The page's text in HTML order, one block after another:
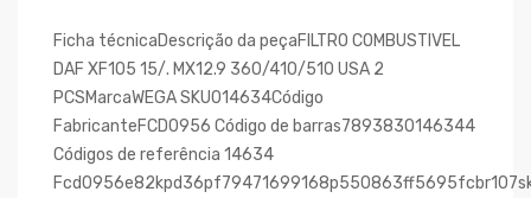
Ficha técnicaDescrição da peçaFILTRO COMBUSTIVEL
DAF XF105 15/. MX12.9 360/410/510 USA 2
PCSMarcaWEGA SKU014634Código
FabricanteFCD0956 Código de barras7893830146344
Códigos de referência 14634